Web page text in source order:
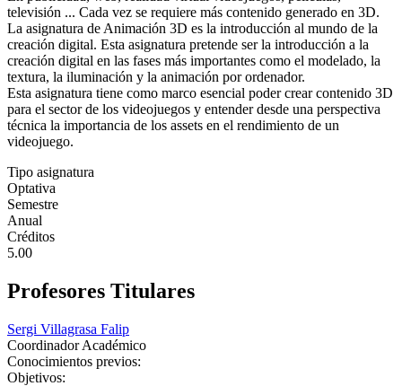
televisión ... Cada vez se requiere más contenido generado en 3D.
La asignatura de Animación 3D es la introducción al mundo de la
creación digital. Esta asignatura pretende ser la introducción a la
creación digital en las fases más importantes como el modelado, la
textura, la iluminación y la animación por ordenador.
Esta asignatura tiene como marco esencial poder crear contenido 3D
para el sector de los videojuegos y entender desde una perspectiva
técnica la importancia de los assets en el rendimiento de un
videojuego.
Tipo asignatura
Optativa
Semestre
Anual
Créditos
5.00
Profesores Titulares
Sergi Villagrasa Falip
Coordinador Académico
Conocimientos previos:
Objetivos: